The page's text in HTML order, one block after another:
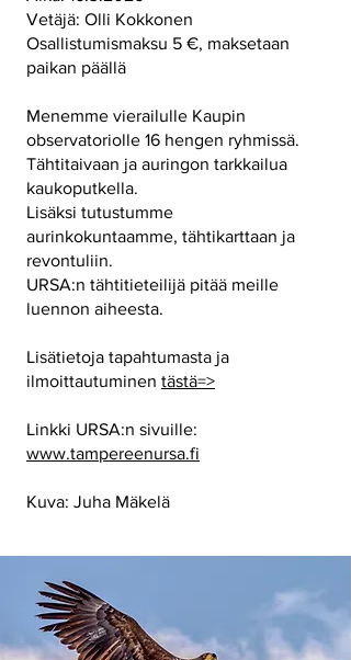
Vetäjä: Olli Kokkonen
Osallistumismaksu 5 €, maksetaan
paikan päällä
Menemme vierailulle Kaupin
observatoriolle 16 hengen ryhmissä.
Tähtitaivaan ja auringon tarkkailua
kaukoputkella.
Lisäksi tutustumme
aurinkokuntaamme, tähtikarttaan ja
revontuliin.
URSA:n tähtitieteilijä pitää meille
luennon aiheesta.
Lisätietoja tapahtumasta ja
ilmoittautuminen tästä=>
Linkki URSA:n sivuille:
www.tampereenursa.fi
Kuva: Juha Mäkelä